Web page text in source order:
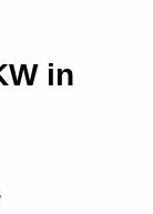
in